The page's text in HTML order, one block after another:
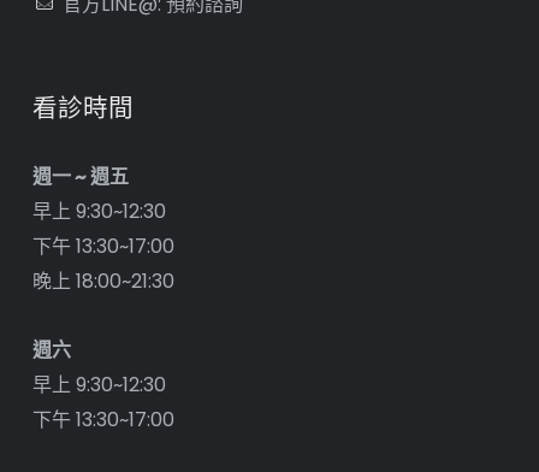
看診時間
週一 ~ 週五
早上 9:30~12:30
下午 13:30~17:00
晚上 18:00~21:30
週六
早上 9:30~12:30
下午 13:30~17:00